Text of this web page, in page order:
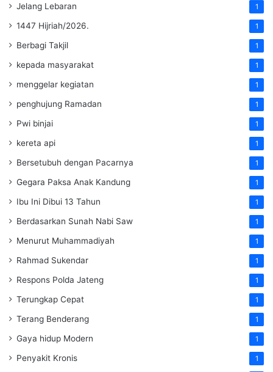
Jelang Lebaran 1
1447 Hijriah/2026. 1
Berbagi Takjil 1
kepada masyarakat 1
menggelar kegiatan 1
penghujung Ramadan 1
Pwi binjai 1
kereta api 1
Bersetubuh dengan Pacarnya 1
Gegara Paksa Anak Kandung 1
Ibu Ini Dibui 13 Tahun 1
Berdasarkan Sunah Nabi Saw 1
Menurut Muhammadiyah 1
Rahmad Sukendar 1
Respons Polda Jateng 1
Terungkap Cepat 1
Terang Benderang 1
Gaya hidup Modern 1
Penyakit Kronis 1